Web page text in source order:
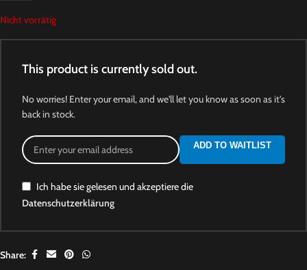
Nicht vorrätig
This product is currently sold out.
No worries! Enter your email, and we'll let you know as soon as it's
back in stock.
ADD TO WAITLIST
Ich habe sie gelesen und akzeptiere die
Datenschutzerklärung
Share: